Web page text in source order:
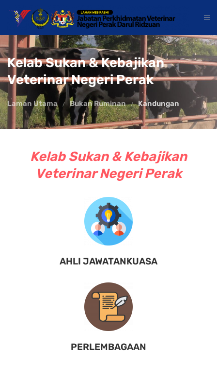
Kelab Sukan & Kebajikan
Veterinar Negeri Perak
Laman Utama Bukan Ruminan Kandungan
Kelab Sukan & Kebajikan
Veterinar Negeri Perak
AHLI JAWATANKUASA
PERLEMBAGAAN